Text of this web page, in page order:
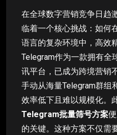
在全球数字营销竞争日趋
临着一个核心挑战：如何
语言的复杂环境中，高效
Telegram作为一款拥有全
讯平台，已成为跨境营销
手动从海量Telegram群组
效率低下且难以规模化。
Telegram批量筛号方案
的关键。这种方案不仅需